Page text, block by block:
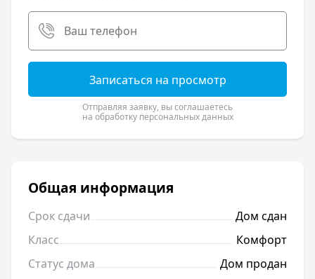
Записаться на просмотр
Отправляя заявку, вы соглашаетесь
на обработку персональных данных
Общая информация
Срок сдачи
Дом сдан
Класс
Комфорт
Статус дома
Дом продан